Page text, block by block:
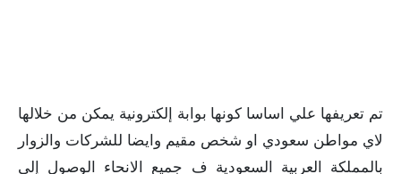
تم تعريفها علي اساسا كونها بوابة إلكترونية يمكن من خلالها
لاي مواطن سعودي او شخص مقيم وايضا للشركات والزوار
بالمملكة العربية السعودية ف جميع الانحاء الوصول إلى